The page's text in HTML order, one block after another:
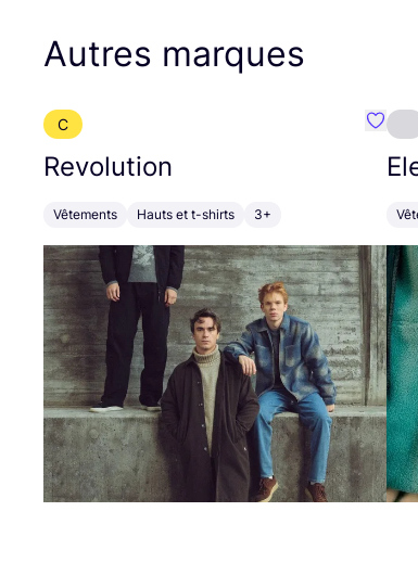
Autres marques
C
Revolution
Vêtements Hauts et t-shirts 3+